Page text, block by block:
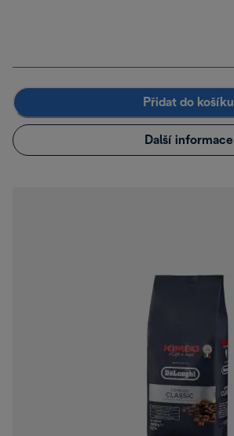
Přidat do košíku
Další informace